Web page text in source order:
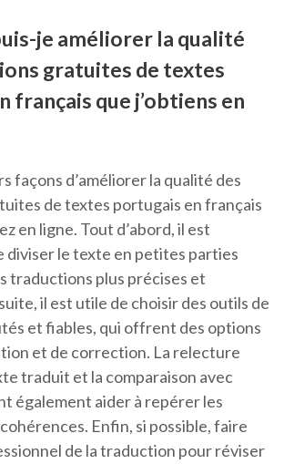
je améliorer la qualité
gratuites de textes
français que j’obtiens en
façons d’améliorer la qualité des
de textes portugais en français
en ligne. Tout d’abord, il est
diviser le texte en petites parties
traductions plus précises et
il est utile de choisir des outils de
et fiables, qui offrent des options
et de correction. La relecture
traduit et la comparaison avec
également aider à repérer les
Enfin, si possible, faire
de la traduction pour réviser